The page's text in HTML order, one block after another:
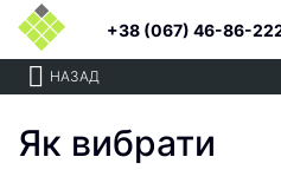
+38 (067) 46-86-
НАЗАД
Як вибрати